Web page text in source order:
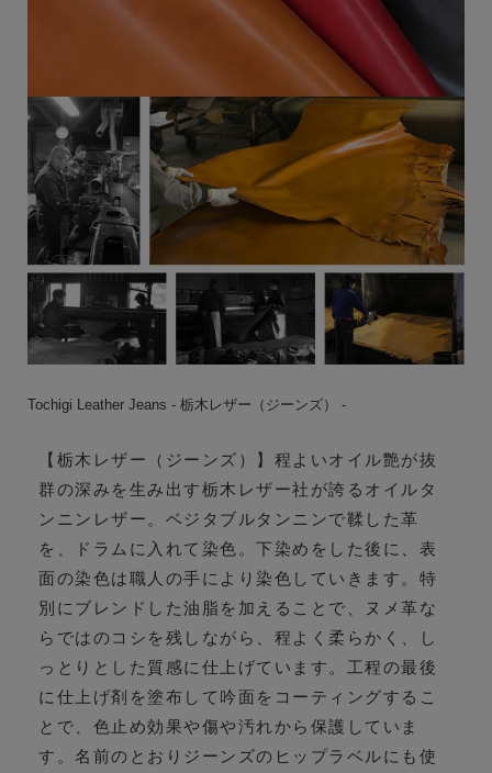
Tochigi Leather Jeans - 栃木レザー（ジーンズ） -
【栃木レザー（ジーンズ）】程よいオイル艶が抜
群の深みを生み出す栃木レザー社が誇るオイルタ
ンニンレザー。ベジタブルタンニンで鞣した革
を、ドラムに入れて染色。下染めをした後に、表
面の染色は職人の手により染色していきます。特
別にブレンドした油脂を加えることで、ヌメ革な
らではのコシを残しながら、程よく柔らかく、し
っとりとした質感に仕上げています。工程の最後
に仕上げ剤を塗布して吟面をコーティングするこ
とで、色止め効果や傷や汚れから保護していま
す。名前のとおりジーンズのヒップラベルにも使